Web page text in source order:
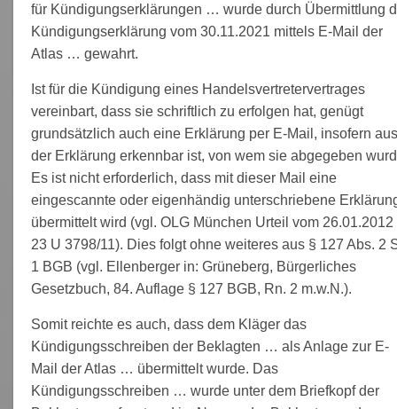
für Kündigungserklärungen … wurde durch Übermittlung
Kündigungserklärung vom 30.11.2021 mittels E-Mail der
Atlas … gewahrt.
Ist für die Kündigung eines Handelsvertretervertrages
vereinbart, dass sie schriftlich zu erfolgen hat, genügt
grundsätzlich auch eine Erklärung per E-Mail, insofern aus
der Erklärung erkennbar ist, von wem sie abgegeben
Es ist nicht erforderlich, dass mit dieser Mail eine
eingescannte oder eigenhändig unterschriebene
übermittelt wird (vgl. OLG München Urteil vom 26.01.2012
23 U 3798/11). Dies folgt ohne weiteres aus § 127 Abs. 2
1 BGB (vgl. Ellenberger in: Grüneberg, Bürgerliches
Gesetzbuch, 84. Auflage § 127 BGB, Rn. 2 m.w.N.).
Somit reichte es auch, dass dem Kläger das
Kündigungsschreiben der Beklagten … als Anlage zur E-
Mail der Atlas … übermittelt wurde. Das
Kündigungsschreiben … wurde unter dem Briefkopf der